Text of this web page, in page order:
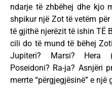
ndarje të zhbëhej dhe kjo
shpikur një Zot të vetëm
të gjithë njerëzit të ishin TË
cili do të mund të bëhej
Jupiteri? Marsi? Hera
Poseidoni? Ra-ja? Asnjëri
merrte “përgjegjësinë” e